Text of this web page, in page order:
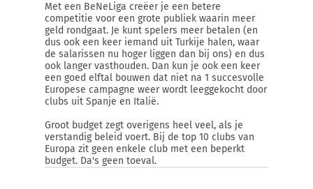
Met een BeNeLiga creëer je een betere
competitie voor een grote publiek waarin meer
geld rondgaat. Je kunt spelers meer betalen (en
dus ook een keer iemand uit Turkije halen, waar
de salarissen nu hoger liggen dan bij ons) en dus
ook langer vasthouden. Dan kun je ook een keer
een goed elftal bouwen dat niet na 1 succesvolle
Europese campagne weer wordt leeggekocht door
clubs uit Spanje en Italië.
Groot budget zegt overigens heel veel, als je
verstandig beleid voert. Bij de top 10 clubs van
Europa zit geen enkele club met een beperkt
budget. Da's geen toeval.